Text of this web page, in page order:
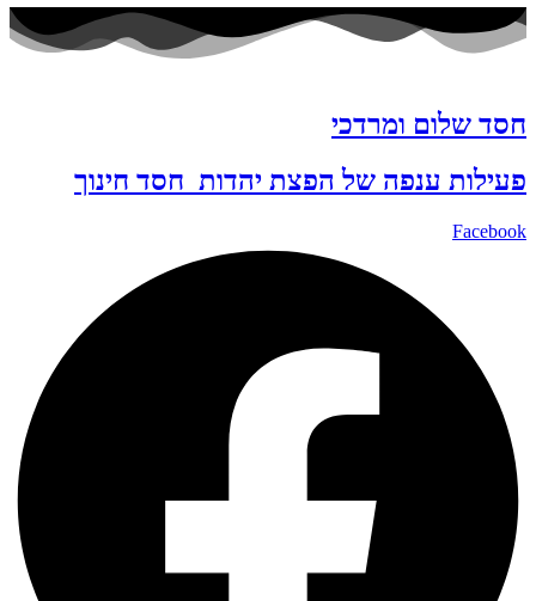
חסד שלום ומרדכי
פעילות ענפה של הפצת יהדות חסד חינוך
Facebook